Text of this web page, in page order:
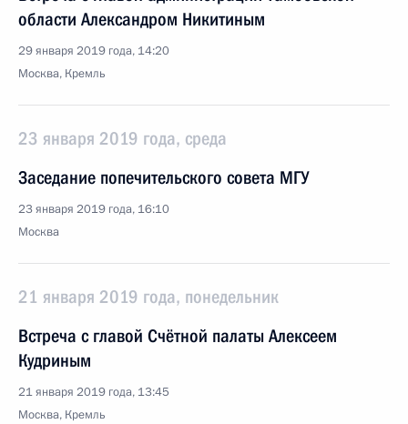
области Александром Никитиным
29 января 2019 года, 14:20
Москва, Кремль
23 января 2019 года, среда
Заседание попечительского совета МГУ
23 января 2019 года, 16:10
Москва
21 января 2019 года, понедельник
Встреча с главой Счётной палаты Алексеем
Кудриным
21 января 2019 года, 13:45
Москва, Кремль